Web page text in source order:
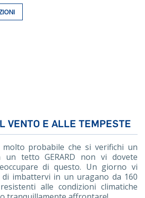
VENTO E ALLE TEMPESTE
probabile che si verifichi un
un tetto GERARD non vi dovete
di questo. Un giorno vi
imbattervi in un uragano da 160
alle condizioni climatiche